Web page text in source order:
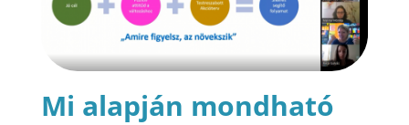
Mi alapján mondható